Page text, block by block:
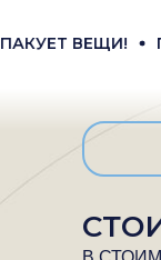
ПОКА ТЫ